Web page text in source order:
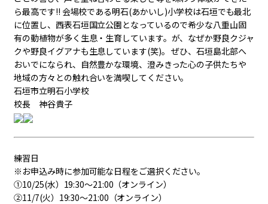
ら最高です!! 会場校である明石(あかいし)小学校は石垣でも最北
に位置し、西表石垣国立公園となっているので希少な八重山固
有の動植物が多く生息・生育しています。が、なぜか野良クジャ
クや野良イグアナも生息しています(笑)。 ぜひ、石垣島北部へ
おいでになられ、自然豊かな環境、澄みきった心の子供たちや
地域の方々との触れ合いを満喫してください。
石垣市立明石小学校
校長 神谷貴子
練習日
※お申込み時に参加可能な日程をご選択ください。
①10/25(水）19:30～21:00（オンライン）
②11/7(火）19:30～21:00（オンライン）